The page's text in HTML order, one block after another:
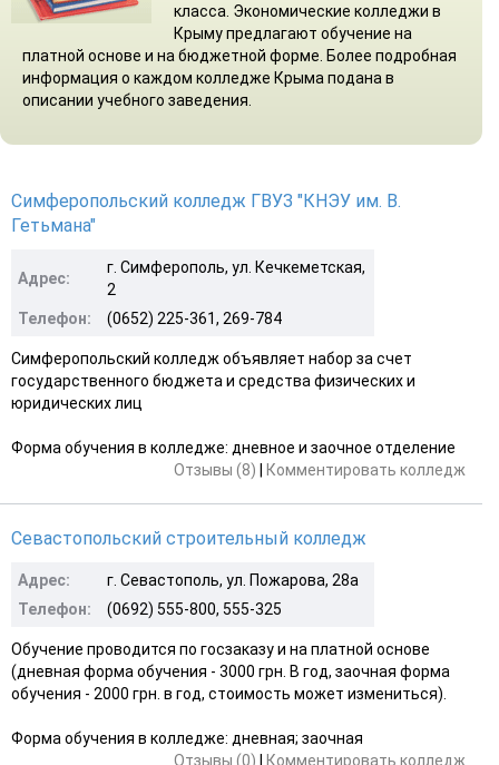
класса. Экономические колледжи в
Крыму предлагают обучение на
платной основе и на бюджетной форме. Более подробная
информация о каждом колледже Крыма подана в
описании учебного заведения.
Симферопольский колледж ГВУЗ "КНЭУ им. В.
Гетьмана"
Адрес:
г. Симферополь, ул. Кечкеметская,
2
Телефон:
(0652) 225-361, 269-784
Симферопольский колледж объявляет набор за счет
государственного бюджета и средства физических и
юридических лиц
Форма обучения в колледже: дневное и заочное отделение
Отзывы (8)
Комментировать колледж
Севастопольский строительный колледж
Адрес:
г. Севастополь, ул. Пожарова, 28а
Телефон:
(0692) 555-800, 555-325
Обучение проводится по госзаказу и на платной основе
(дневная форма обучения - 3000 грн. В год, заочная форма
обучения - 2000 грн. в год, стоимость может измениться).
Форма обучения в колледже: дневная; заочная
Отзывы (0)
Комментировать колледж